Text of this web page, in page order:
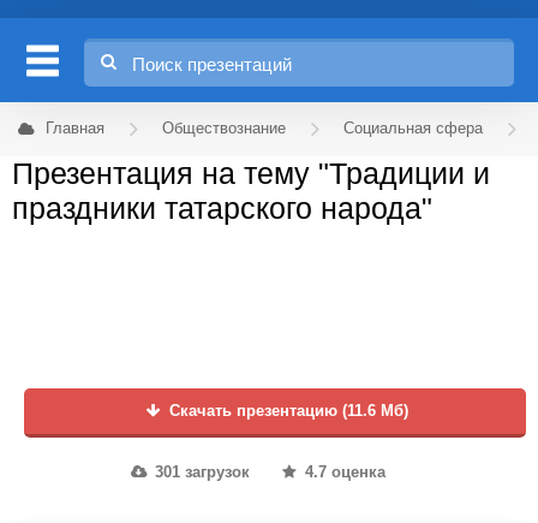
Главная Обществознание Социальная сфера
Презентация на тему "Традиции и
праздники татарского народа"
Скачать презентацию (11.6 Мб)
301 загрузок 4.7 оценка